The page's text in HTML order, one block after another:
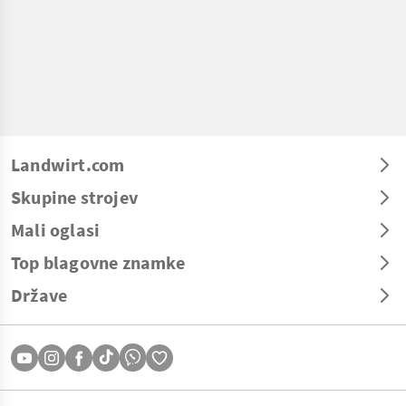
Landwirt.com
Skupine strojev
Mali oglasi
Top blagovne znamke
Države